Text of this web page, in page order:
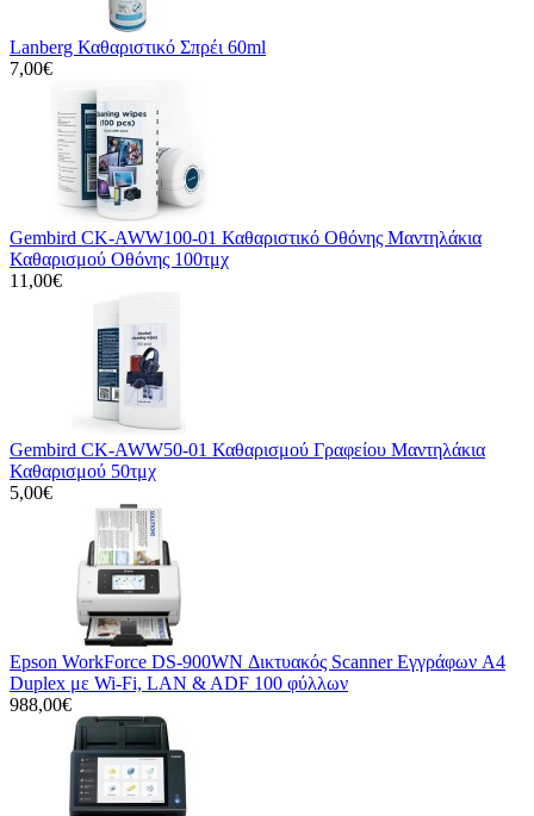
Lanberg Καθαριστικό Σπρέι 60ml
7,00€
Gembird CK-AWW100-01 Καθαριστικό Οθόνης Μαντηλάκια
Καθαρισμού Οθόνης 100τμχ
11,00€
Gembird CK-AWW50-01 Καθαρισμού Γραφείου Μαντηλάκια
Καθαρισμού 50τμχ
5,00€
Epson WorkForce DS-900WN Δικτυακός Scanner Εγγράφων A4
Duplex με Wi-Fi, LAN & ADF 100 φύλλων
988,00€